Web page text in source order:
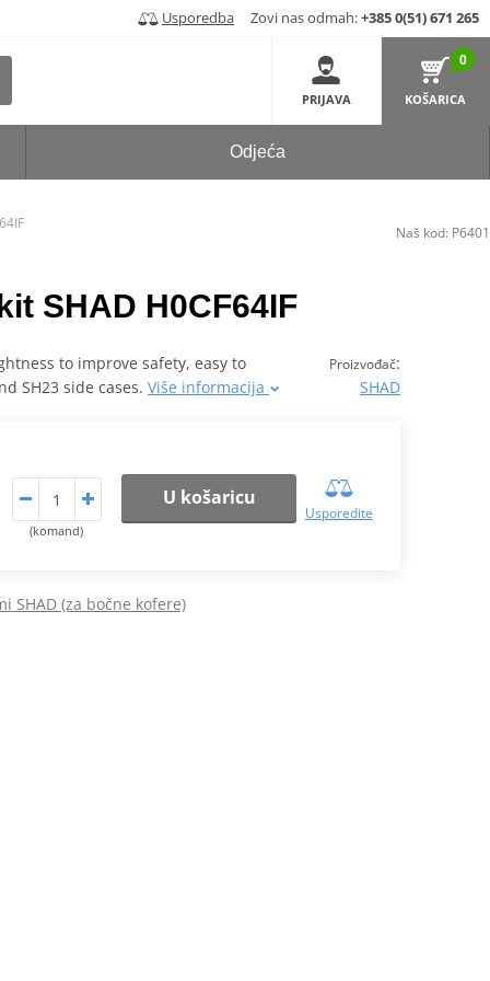
Usporedba Zovi nas odmah:+385 0(51) 671 265
PRIJAVA
0
KOŠARICA
Odjeća
SHAD H0CF64IF
Proizvođač:
SHAD
to improve safety, easy to
SH23 side cases. Više informacija
(komand)
U košaricu
Usporedite
SHAD (za bočne kofere)
Naš kod: P6401